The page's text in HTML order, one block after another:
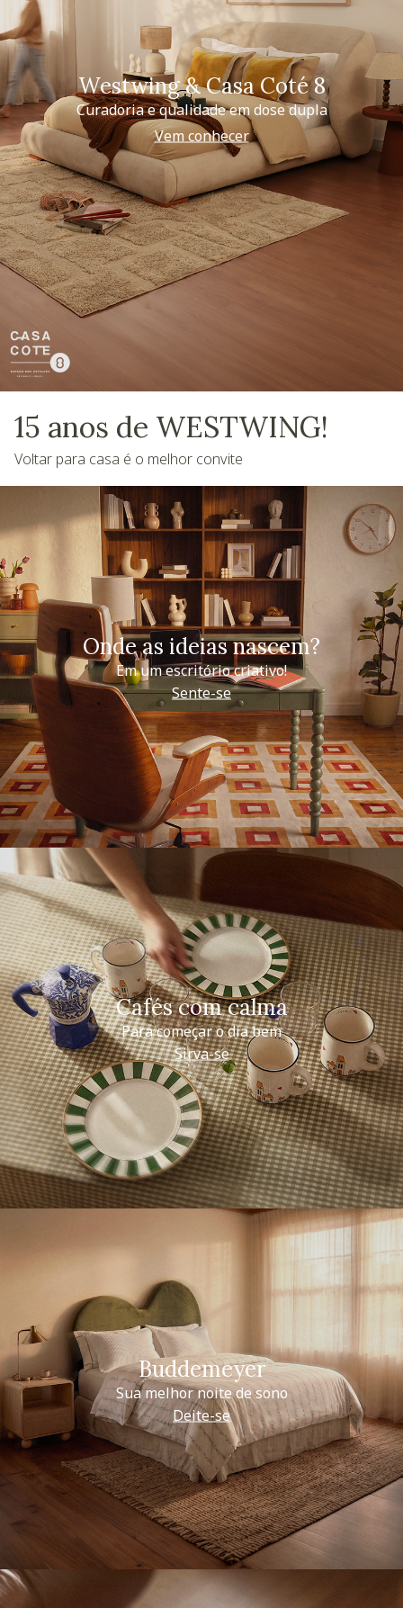
Westwing & Casa Coté 8
Curadoria e qualidade em dose dupla
Vem conhecer
15 anos de WESTWING!
Voltar para casa é o melhor convite
Onde as ideias nascem?
Em um escritório criativo!
Sente-se
Cafés com calma
Para começar o dia bem
Sirva-se
Buddemeyer
Sua melhor noite de sono
Deite-se